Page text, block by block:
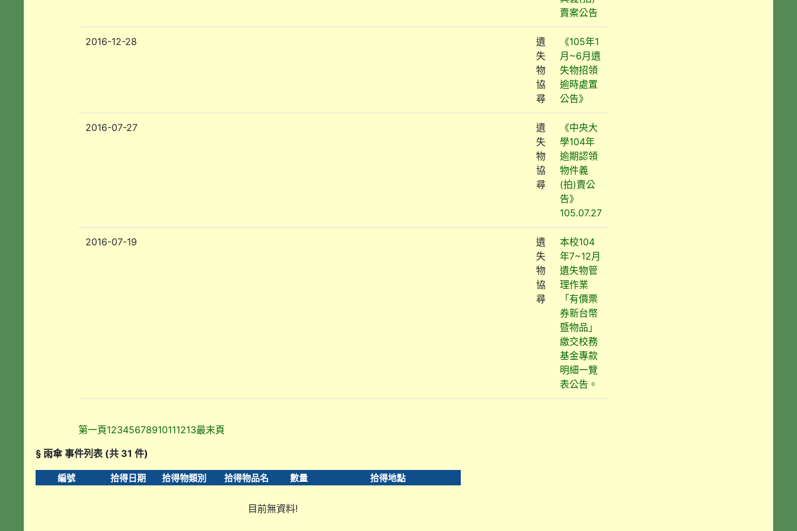
賣案公告
2016-12-28
遺
失
物
協
尋
《105年1
月~6月遺
失物招領
逾時處置
公告》
2016-07-27
遺
失
物
協
尋
《中央大
學104年
逾期認領
物件義
(拍)賣公
告》
105.07.27
2016-07-19
遺
失
物
協
尋
本校104
年7~12月
遺失物管
理作業
「有價票
券新台幣
暨物品」
繳交校務
基金專款
明細一覽
表公告。
第一頁12345678910111213最末頁
§ 雨傘 事件列表 (共 31 件)
編號 拾得日期 拾得物類別 拾得物品名 數量 拾得地點
目前無資料!